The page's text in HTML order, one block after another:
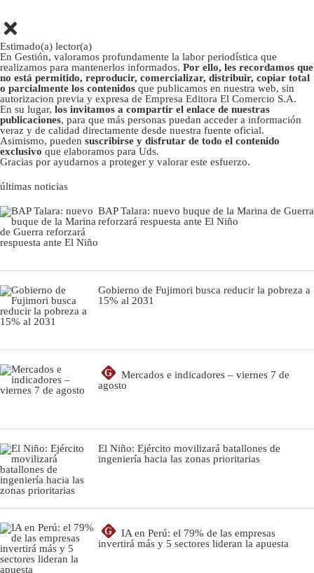
Estimado(a) lector(a)
En Gestión, valoramos profundamente la labor periodística que
realizamos para mantenerlos informados. Por ello, les recordamos que
no está permitido, reproducir, comercializar, distribuir, copiar total
o parcialmente los contenidos que publicamos en nuestra web, sin
autorizacion previa y expresa de Empresa Editora El Comercio S.A.
En su lugar, los invitamos a compartir el enlace de nuestras
publicaciones, para que más personas puedan acceder a información
veraz y de calidad directamente desde nuestra fuente oficial.
Asimismo, pueden suscribirse y disfrutar de todo el contenido
exclusivo que elaboramos para Uds.
Gracias por ayudarnos a proteger y valorar este esfuerzo.
últimas noticias
BAP Talara: nuevo buque de la Marina de Guerra
reforzará respuesta ante El Niño
Gobierno de Fujimori busca reducir la pobreza a
15% al 2031
G
Mercados e indicadores – viernes 7 de
agosto
El Niño: Ejército movilizará batallones de
ingeniería hacia las zonas prioritarias
G
IA en Perú: el 79% de las empresas
invertirá más y 5 sectores lideran la apuesta